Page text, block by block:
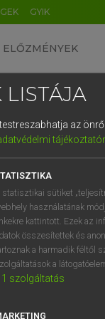
GYIK
ELŐZMÉNYEK
VAN
megtekintéséhez.
LISTÁJA
az
statisztikai sütiket
használatának
kattintott. Ezek az
összesítettek és
a harmadik féltől
a
1 szolgáltatás
DE CN FR ES IT
1 2 3
q w e
a s d
í y x